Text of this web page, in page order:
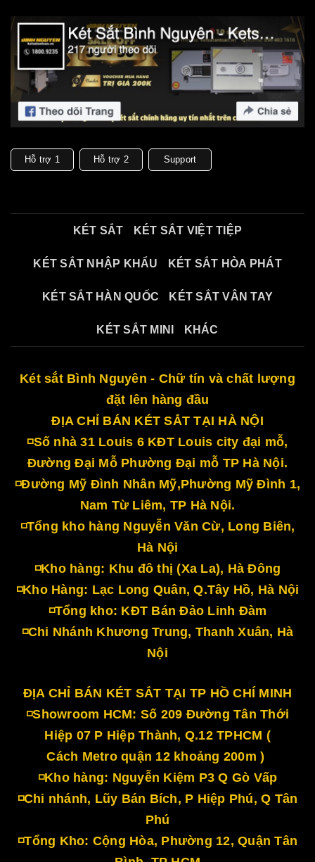
Hỗ trợ 1 Hỗ trợ 2 Support
KÉT SẮT KÉT SẮT VIỆT TIỆP
KÉT SẮT NHẬP KHẨU KÉT SẮT HÒA PHÁT
KÉT SẮT HÀN QUỐC KÉT SẮT VÂN TAY
KÉT SẮT MINI KHÁC
Két sắt Bình Nguyên - Chữ tín và chất lượng
đặt lên hàng đầu
ĐỊA CHỈ BÁN KÉT SẮT TẠI HÀ NỘI
◽Số nhà 31 Louis 6 KĐT Louis city đại mỗ,
Đường Đại Mỗ Phường Đại mỗ TP Hà Nội.
◽Đường Mỹ Đình Nhân Mỹ,Phường Mỹ Đình 1,
Nam Từ Liêm, TP Hà Nội.
◽Tổng kho hàng Nguyễn Văn Cừ, Long Biên,
Hà Nội
◽Kho hàng: Khu đô thị (Xa La), Hà Đông
◽Kho Hàng: Lạc Long Quân, Q.Tây Hồ, Hà Nội
◽Tổng kho: KĐT Bán Đảo Linh Đàm
◽Chi Nhánh Khương Trung, Thanh Xuân, Hà
Nội
ĐỊA CHỈ BÁN KÉT SẮT TẠI TP HỒ CHÍ MINH
◽Showroom HCM: Số 209 Đường Tân Thới
Hiệp 07 P Hiệp Thành, Q.12 TPHCM (
Cách Metro quận 12 khoảng 200m )
◽Kho hàng: Nguyễn Kiệm P3 Q Gò Vấp
◽Chi nhánh, Lũy Bán Bích, P Hiệp Phú, Q Tân
Phú
◽Tổng Kho: Cộng Hòa, Phường 12, Quận Tân